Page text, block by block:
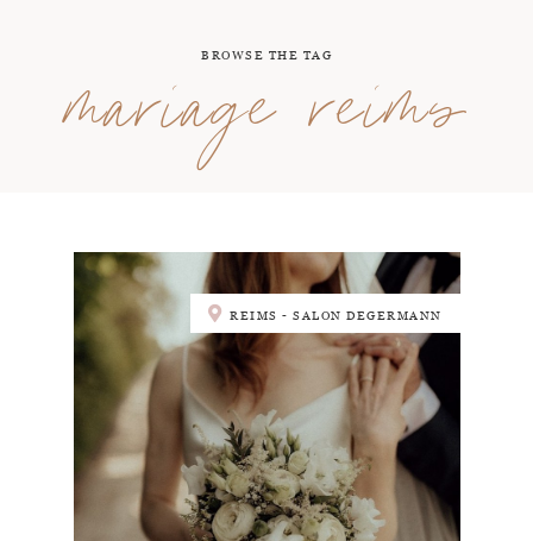
BROWSE THE TAG
mariage reims
REIMS - SALON DEGERMANN